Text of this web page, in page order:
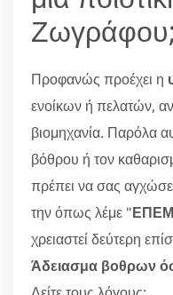
Προφανώς προέχει η
ενοίκων ή πελατών,
βιομηχανία. Παρόλα
βόθρου ή τον
πρέπει να σας
την όπως λέμε "
χρειαστεί δεύτερη
Άδειασμα βοθρων